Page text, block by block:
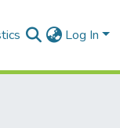
Log In